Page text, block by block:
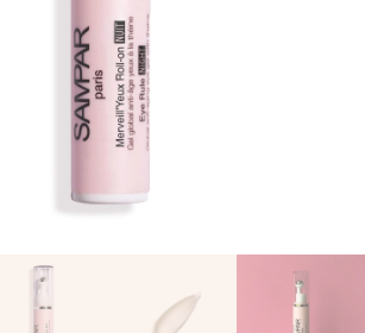
Mon Compte